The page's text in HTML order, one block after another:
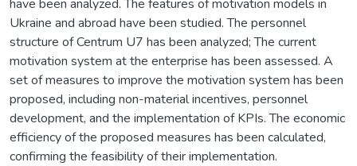
have been analyzed. The features of motivation models in
Ukraine and abroad have been studied. The personnel
structure of Centrum U7 has been analyzed; The current
motivation system at the enterprise has been assessed. A
set of measures to improve the motivation system has been
proposed, including non-material incentives, personnel
development, and the implementation of KPIs. The economic
efficiency of the proposed measures has been calculated,
confirming the feasibility of their implementation.